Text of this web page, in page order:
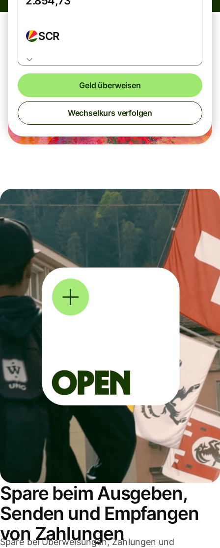
SCR
Geld überweisen
Wechselkurs verfolgen
Spare beim Ausgeben,
Senden und Empfangen
von Zahlungen
Spare bei Überweisungen, Zahlungen und